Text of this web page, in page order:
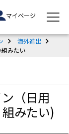
マイページ
海外進出
みたい
（日用
みたい)